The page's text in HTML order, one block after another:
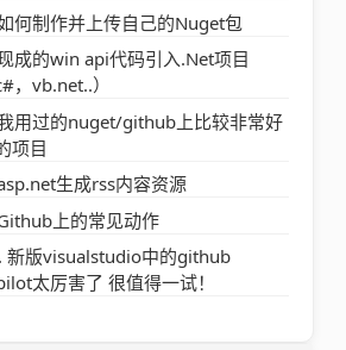
何制作并上传自己的Nuget包
成的win api代码引入.Net项目
，vb.net..）
用过的nuget/github上比较非常好
项目
生成rss内容资源
上的常见动作
新版visualstudio中的github
太厉害了 很值得一试！